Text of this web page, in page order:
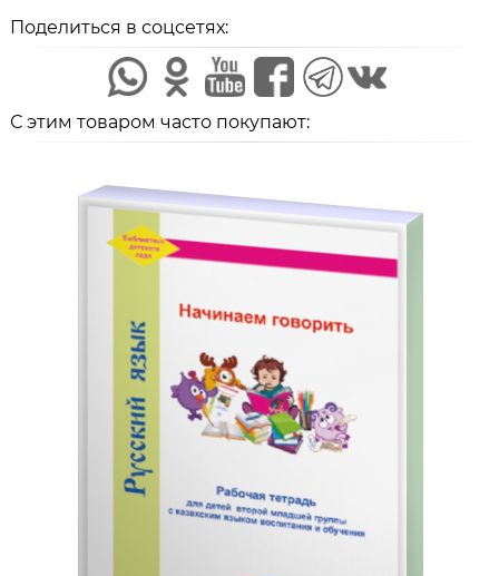
Поделиться в соцсетях:
С этим товаром часто покупают: